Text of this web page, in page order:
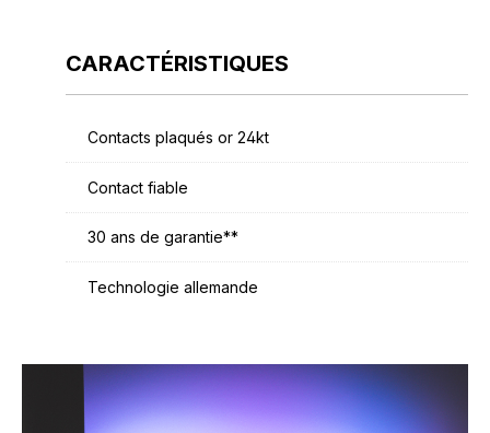
CARACTÉRISTIQUES
Contacts plaqués or 24kt
Contact fiable
30 ans de garantie**
Technologie allemande